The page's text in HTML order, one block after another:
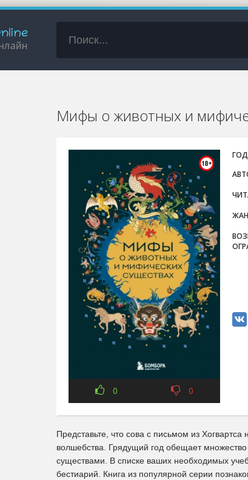
Мифы о животных и
0 0
Представьте, что сова с письмом из
волшебства. Грядущий год обещает
существами. В списке ваших необходимых
бестиарий. Книга из популярной серии